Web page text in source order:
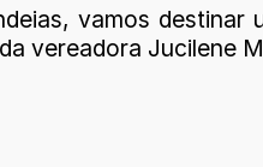
vamos
vereadora Jucilene